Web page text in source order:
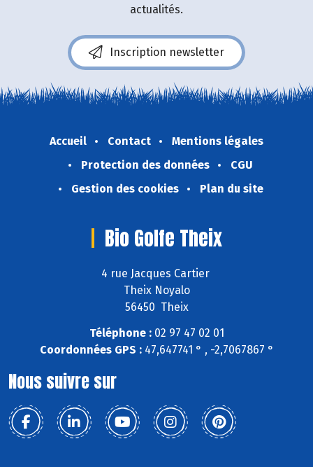
actualités.
Inscription newsletter
Accueil Contact
Mentions légales
Protection des données
CGU
Gestion des cookies
Plan du site
Bio Golfe Theix
4 rue Jacques Cartier
Theix Noyalo
56450 Theix
Téléphone :02 97 47 02 01
Coordonnées GPS :47,647741 ° , -2,7067867 °
Nous suivre sur